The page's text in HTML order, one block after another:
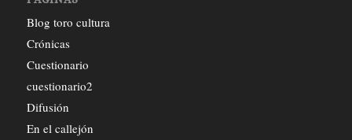
Blog toro cultura
Crónicas
Cuestionario
cuestionario2
Difusión
En el callejón